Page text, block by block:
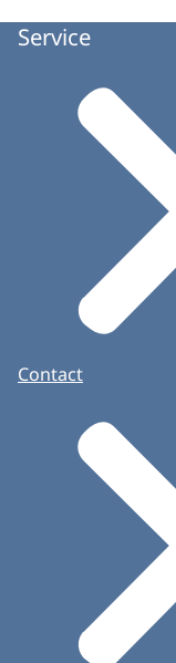
Service
Contact